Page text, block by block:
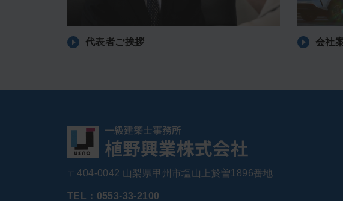
代表者ご挨拶 会社
〒404-0042 山梨県甲州市塩山上於曽1896番地
TEL：0553-33-2100